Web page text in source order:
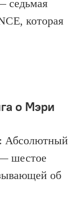
седьмая
которая
о Мэри
Абсолютный
шестое
об